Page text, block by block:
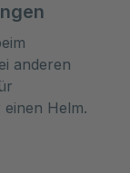
anderen
Helm.